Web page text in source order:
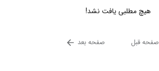
هیچ مطلبی یافت نشد!
صفحه قبل صفحه بعد